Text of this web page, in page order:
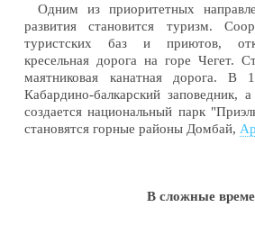
Одним из приоритетных
развития становится туризм.
туристских баз и приютов,
кресельная дорога на горе Чегет.
маятниковая канатная дорога. В
Кабардино-балкарский заповедник,
создается национальный парк
становятся горные районы Домбай,
В сложные